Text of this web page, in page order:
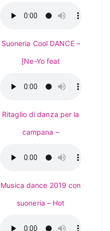
Suoneria Cool DANCE –
[Ne-Yo feat
Ritaglio di danza per la
campana –
Musica dance 2019 con
suoneria – Hot